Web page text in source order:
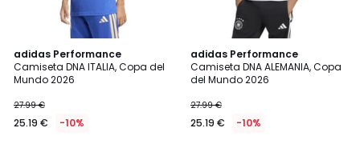
adidas Performance
Camiseta DNA ITALIA, Copa del
Mundo 2026
27.99 €
25.19 € -10%
adidas Performance
Camiseta DNA ALEMANIA, Copa
del Mundo 2026
27.99 €
25.19 € -10%